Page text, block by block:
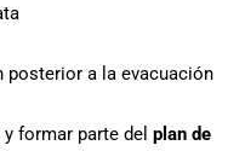
posterior a la evacuación
formar parte del plan de